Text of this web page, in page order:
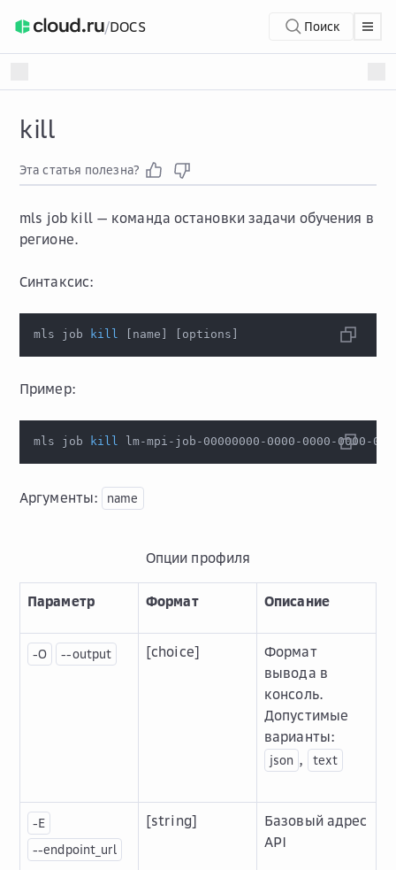
/DOCS Поиск
kill
Эта статья полезна?
mls job kill— команда остановки задачи обучения в
регионе.
Синтаксис:
mls job kill name options
Пример:
mls job kill lm-mpi-job-00000000-0000-0000-0000-
Аргументы: name
Опции профиля
Параметр Формат Описание
-O --output [choice]
Формат
вывода в
консоль.
Допустимые
варианты:
json , text
-E
--endpoint_url
[string]
Базовый адрес
API